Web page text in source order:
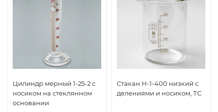
Цилиндр мерный 1-25-2 с
носиком на стеклянном
основании
Стакан Н-1-400 низкий с
делениями и носиком, ТС